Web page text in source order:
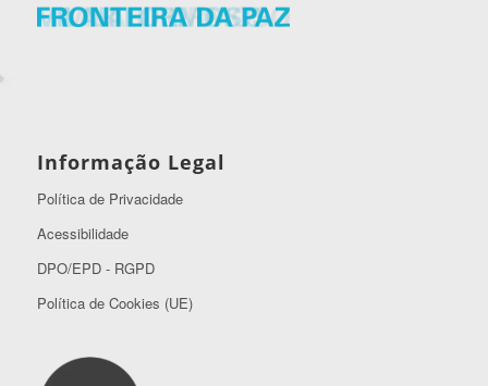
Informação Legal
Política de Privacidade
Acessibilidade
DPO/EPD - RGPD
Política de Cookies (UE)